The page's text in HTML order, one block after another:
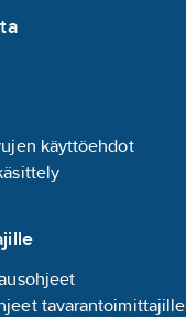
käyttöehdot
tavarantoimittajille